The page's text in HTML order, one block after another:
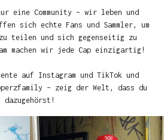
eine Community – wir leben und
sich echte Fans und Sammler, um
teilen und sich gegenseitig zu
machen wir jede Cap einzigartig!
auf Instagram und TikTok und
– zeig der Welt, dass du
dazugehörst!